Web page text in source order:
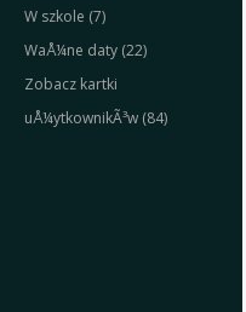
W szkole (7)
WaÅ¼ne daty (22)
Zobacz kartki
uÅ¼ytkownikÃ³w (84)